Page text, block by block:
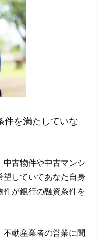
件を満たしていな
古物件や中古マンシ
望していてあなた自身
が銀行の融資条件を
不動産業者の営業に聞